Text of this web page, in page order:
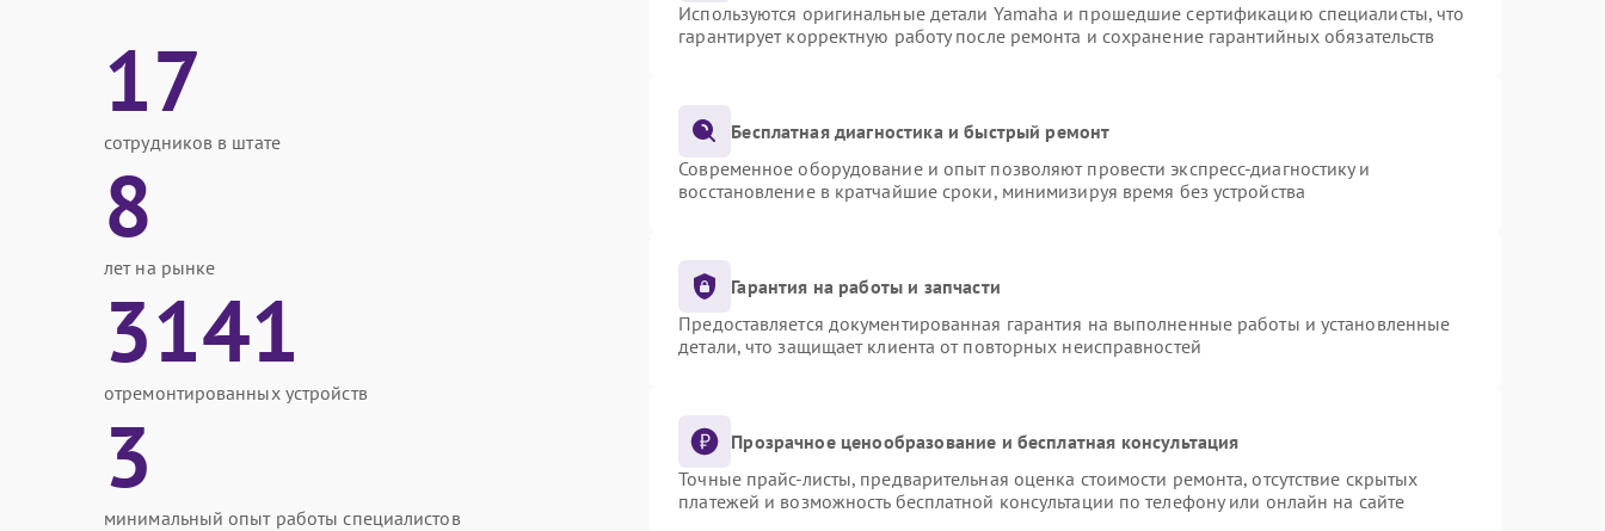
17
сотрудников в штате
8
лет на рынке
3141
отремонтированных устройств
3
минимальный опыт работы специалистов
Используются оригинальные детали Yamaha и прошедшие сертификацию специалисты, что
гарантирует корректную работу после ремонта и сохранение гарантийных обязательств
Бесплатная диагностика и быстрый ремонт
Современное оборудование и опыт позволяют провести экспресс-диагностику и
восстановление в кратчайшие сроки, минимизируя время без устройства
Гарантия на работы и запчасти
Предоставляется документированная гарантия на выполненные работы и установленные
детали, что защищает клиента от повторных неисправностей
Прозрачное ценообразование и бесплатная консультация
Точные прайс-листы, предварительная оценка стоимости ремонта, отсутствие скрытых
платежей и возможность бесплатной консультации по телефону или онлайн на сайте